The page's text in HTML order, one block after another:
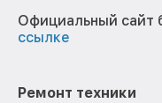
Официальный сайт
ссылке
Ремонт техники